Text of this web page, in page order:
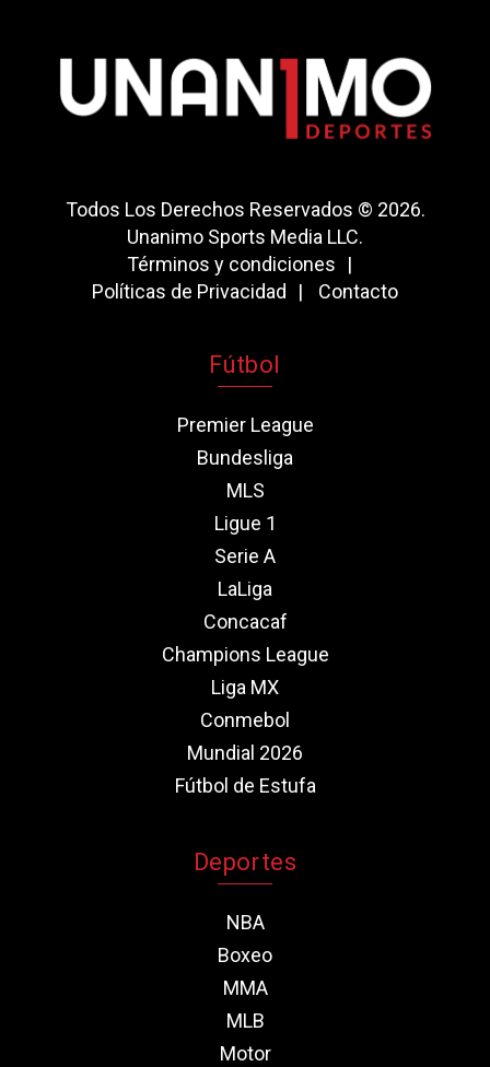
Todos Los Derechos Reservados © 2026.
Unanimo Sports Media LLC.
Términos y condiciones
Políticas de Privacidad
Contacto
Fútbol
Premier League
Bundesliga
MLS
Ligue 1
Serie A
LaLiga
Concacaf
Champions League
Liga MX
Conmebol
Mundial 2026
Fútbol de Estufa
Deportes
NBA
Boxeo
MMA
MLB
Motor